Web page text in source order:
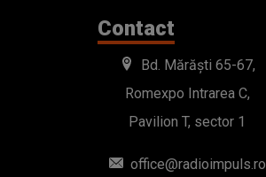
Contact
Bd. Mărăști 65-67,
Romexpo Intrarea C,
Pavilion T, sector 1
office@radioimpuls.ro